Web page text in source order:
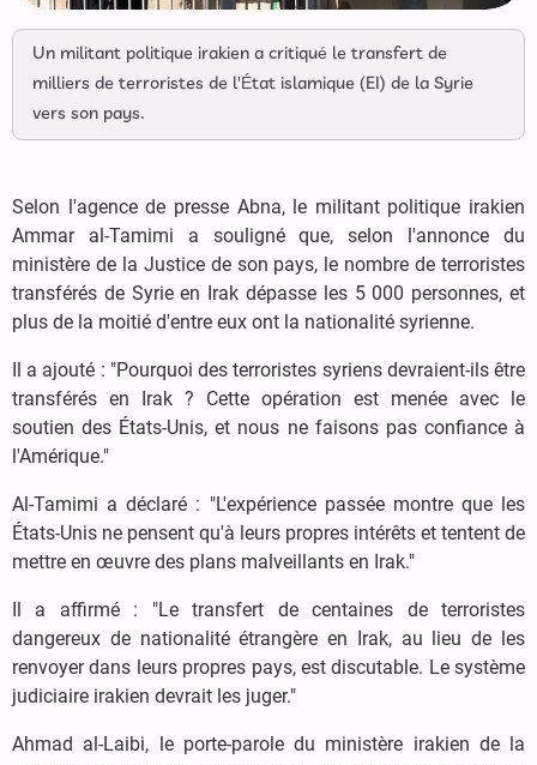
Un militant politique irakien a critiqué le transfert de
milliers de terroristes de l'État islamique (EI) de la Syrie
vers son pays.
Selon l'agence de presse Abna, le militant politique irakien
Ammar al-Tamimi a souligné que, selon l'annonce du
ministère de la Justice de son pays, le nombre de terroristes
transférés de Syrie en Irak dépasse les 5 000 personnes, et
plus de la moitié d'entre eux ont la nationalité syrienne.
Il a ajouté : "Pourquoi des terroristes syriens devraient-ils être
transférés en Irak ? Cette opération est menée avec le
soutien des États-Unis, et nous ne faisons pas confiance à
l'Amérique."
Al-Tamimi a déclaré : "L'expérience passée montre que les
États-Unis ne pensent qu'à leurs propres intérêts et tentent de
mettre en œuvre des plans malveillants en Irak."
Il a affirmé : "Le transfert de centaines de terroristes
dangereux de nationalité étrangère en Irak, au lieu de les
renvoyer dans leurs propres pays, est discutable. Le système
judiciaire irakien devrait les juger."
Ahmad al-Laibi, le porte-parole du ministère irakien de la